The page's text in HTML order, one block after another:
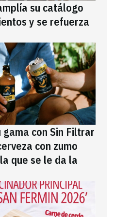
su catálogo
y se refuerza
con Sin Filtrar
con zumo
que se le da la